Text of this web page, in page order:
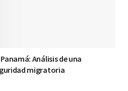
Análisis de una
migratoria